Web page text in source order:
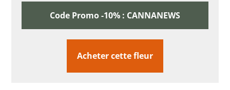
Code Promo -10% : CANNANEWS
Acheter cette fleur